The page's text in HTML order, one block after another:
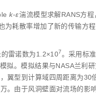
k⁃ε湍流模型求解RANS方
为耗散率增加了新的传输方
雷诺数为1.2×1 07。采用标准
拟。模拟结果与NASA兰利
翼型到计算域四周距离为
。由于风洞壁面对流场的影